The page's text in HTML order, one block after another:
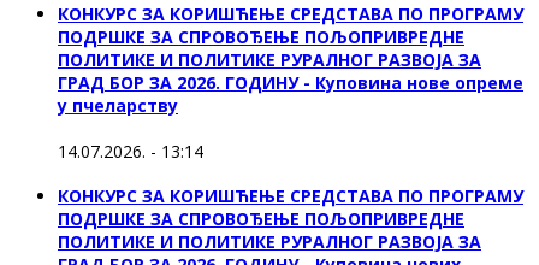
КОНКУРС ЗА КОРИШЋЕЊЕ СРЕДСТАВА ПО ПРОГРАМУ
ПОДРШКЕ ЗА СПРОВОЂЕЊЕ ПОЉОПРИВРЕДНЕ
ПОЛИТИКЕ И ПОЛИТИКЕ РУРАЛНОГ РАЗВОЈА ЗА
ГРАД БОР ЗА 2026. ГОДИНУ - Куповина нове опреме
у пчеларству
14.07.2026. - 13:14
КОНКУРС ЗА КОРИШЋЕЊЕ СРЕДСТАВА ПО ПРОГРАМУ
ПОДРШКЕ ЗА СПРОВОЂЕЊЕ ПОЉОПРИВРЕДНЕ
ПОЛИТИКЕ И ПОЛИТИКЕ РУРАЛНОГ РАЗВОЈА ЗА